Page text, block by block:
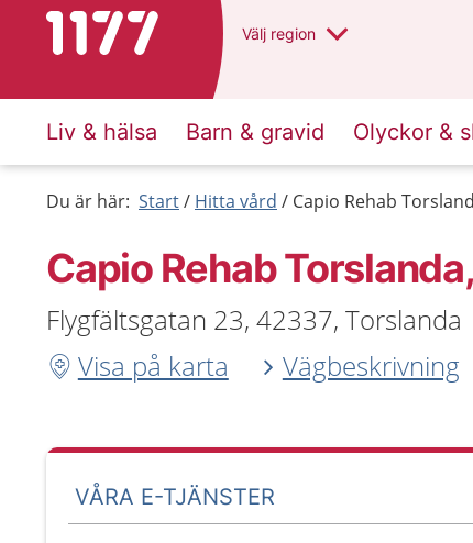
Till startsidan för 1177 Välj region
Liv & hälsa Barn & gravid Olyckor &
Du är här: Start Hitta vård Capio Rehab
Capio Rehab
Flygfältsgatan 23, 42337, Torslanda
Visa på karta
Vägbeskrivning
VÅRA E-TJÄNSTER